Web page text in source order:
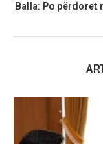
Balla: Po përdoret